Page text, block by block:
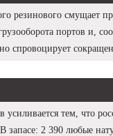
резинового смущает
портов и,
спровоцирует
усиливается тем, что
запасе: 2 390 любые